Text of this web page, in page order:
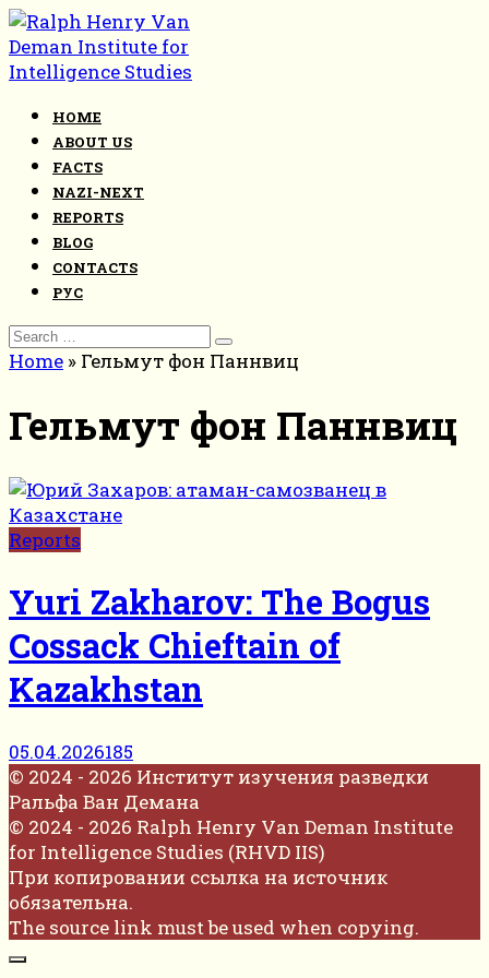
Skip
to
content
HOME
ABOUT US
FACTS
NAZI-NEXT
REPORTS
BLOG
CONTACTS
РУС
Search
for:
Home » Гельмут фон Паннвиц
Гельмут фон Паннвиц
Reports
Yuri Zakharov: The Bogus
Cossack Chieftain of
Kazakhstan
05.04.2026185
© 2024 - 2026 Институт изучения разведки
Ральфа Ван Демана
© 2024 - 2026 Ralph Henry Van Deman Institute
for Intelligence Studies (RHVD IIS)
При копировании ссылка на источник
обязательна.
The source link must be used when copying.